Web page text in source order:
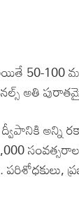
50-100
అతి
అన్ని